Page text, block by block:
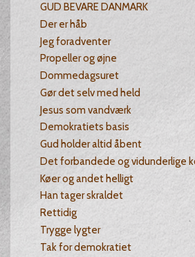
GUD BEVARE DANMARK
Der er håb
Jeg foradventer
Propeller og øjne
Dommedagsuret
Gør det selv med held
Jesus som vandværk
Demokratiets basis
Gud holder altid åbent
Det forbandede og vidunderlige
Køer og andet helligt
Han tager skraldet
Rettidig
Trygge lygter
Tak for demokratiet